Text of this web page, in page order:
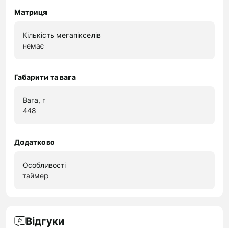
Матриця
Кількість мегапікселів
немає
Габарити та вага
Вага, г
448
Додатково
Особливості
таймер
Відгуки